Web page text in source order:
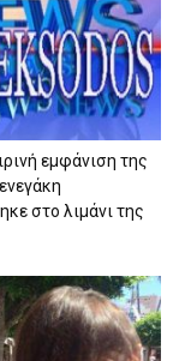
εμφάνιση της
στο λιμάνι της